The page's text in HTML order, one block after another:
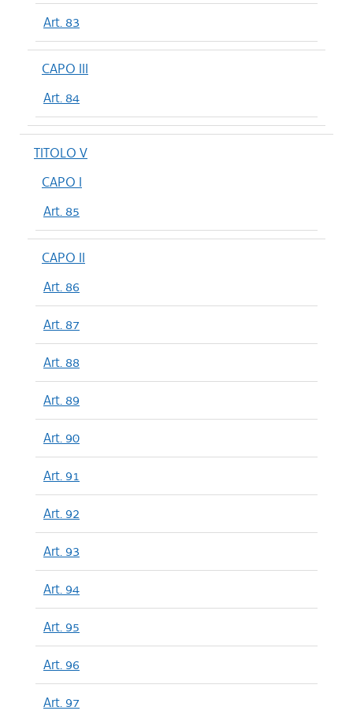
Art. 83
CAPO III
Art. 84
TITOLO V
CAPO I
Art. 85
CAPO II
Art. 86
Art. 87
Art. 88
Art. 89
Art. 90
Art. 91
Art. 92
Art. 93
Art. 94
Art. 95
Art. 96
Art. 97